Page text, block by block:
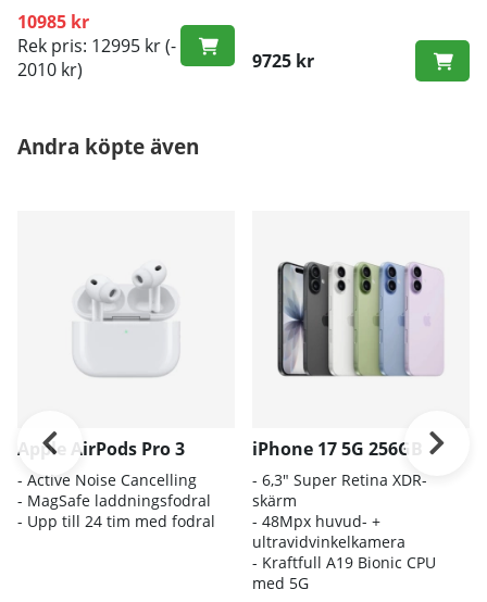
10985 kr
Rek pris: 12995 kr(-
2010 kr)
9725 kr
Andra köpte även
Apple AirPods Pro 3
- Active Noise Cancelling
- MagSafe laddningsfodral
- Upp till 24 tim med fodral
iPhone 17 5G 256GB
- 6,3" Super Retina XDR-
skärm
- 48Mpx huvud- +
ultravidvinkelkamera
- Kraftfull A19 Bionic CPU
med 5G